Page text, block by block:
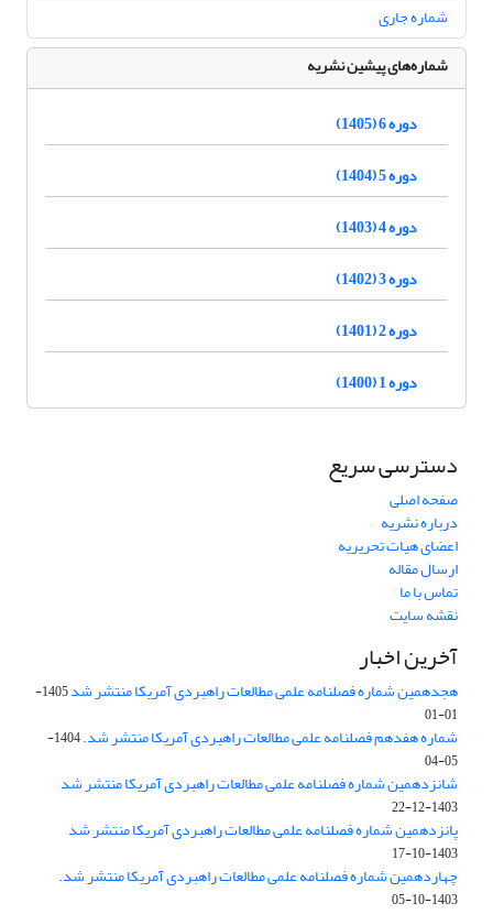
شماره جاری
شماره‌های پیشین نشریه
دوره 6 (1405)
دوره 5 (1404)
دوره 4 (1403)
دوره 3 (1402)
دوره 2 (1401)
دوره 1 (1400)
دسترسی سریع
صفحه اصلی
درباره نشریه
اعضای هیات تحریریه
ارسال مقاله
تماس با ما
نقشه سایت
آخرین اخبار
هجدهمین شماره فصلنامه علمی مطالعات راهبردی آمریکا منتشر شد
1405-
01-01
شماره هفدهم فصلنامه علمی مطالعات راهبردی آمریکا منتشر شد.
1404-
05-04
شانزدهمین شماره فصلنامه علمی مطالعات راهبردی آمریکا منتشر شد
1403-12-22
پانزدهمین شماره فصلنامه علمی مطالعات راهبردی آمریکا منتشر شد
1403-10-17
چهاردهمین شماره فصلنامه علمی مطالعات راهبردی آمریکا منتشر شد.
1403-10-05